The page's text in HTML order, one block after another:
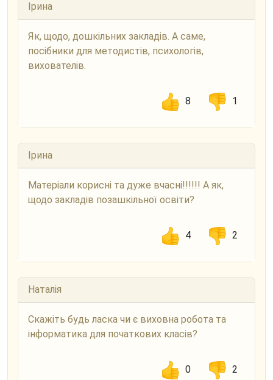
Ірина
Як, щодо, дошкільних закладів. А саме,
посібники для методистів, психологів,
вихователів.
8 1
Ірина
Матеріали корисні та дуже вчасні!!!!!! А як,
щодо закладів позашкільної освіти?
4 2
Наталія
Скажіть будь ласка чи є виховна робота та
інформатика для початкових класів?
0 2